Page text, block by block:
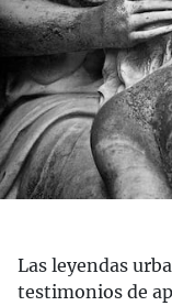
Las leyendas
testimonios de